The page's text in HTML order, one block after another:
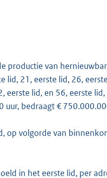
productie van
lid, 21, eerste lid, 26,
eerste lid, en 56, eerste
uur, bedraagt €
op volgorde van
in het eerste lid, per